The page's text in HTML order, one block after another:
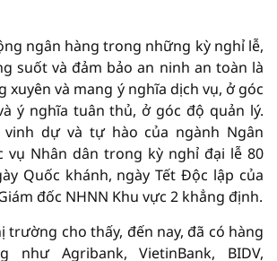
ngân hàng trong những kỳ nghỉ lễ,
suốt và đảm bảo an ninh an toàn là
xuyên và mang ý nghĩa dịch vụ, ở góc
ý nghĩa tuân thủ, ở góc độ quản lý.
dự và tự hào của ngành Ngân
vụ Nhân dân trong kỳ nghỉ đại lễ 80
Quốc khánh, ngày Tết Độc lập của
đốc NHNN Khu vực 2 khẳng định.
trường cho thấy, đến nay, đã có hàng
như Agribank, VietinBank, BIDV,